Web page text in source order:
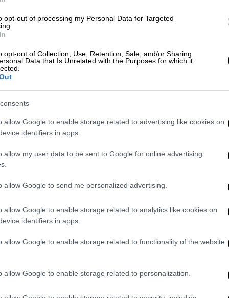
opt-out of processing my Personal Data for Targeted
opt-out of Collection, Use, Retention, Sale, and/or Sharing
Data that Is Unrelated with the Purposes for which it
allow Google to enable storage related to advertising like cookies on
identifiers in apps.
allow my user data to be sent to Google for online advertising
allow Google to send me personalized advertising.
allow Google to enable storage related to analytics like cookies on
identifiers in apps.
allow Google to enable storage related to functionality of the website
allow Google to enable storage related to personalization.
ενταθούν και ελλοχεύει ο κίνδυνος να
μπορεί να επηρεάσει τον «γαλάζιο»
μια επιτάχυνση των εκλογών.
το τελευταίο διάστημα αντιμέτωποι
εντείνεται (για τις
Μάλιστα τα σενάρια για νέες
αναζωπυρωθεί και μένει να φανεί ποιες θα
Μέσα σε αυτό το τοπίο δεν είναι λίγοι
ανοιχτός ορίζοντας το φθινόπωρο η
και να μην αφήσει χώρο στην
αρκετό χρόνο στα κυοφορούμενα
για πρόωρες κάλπες φαίνεται πως
πιο κοντά τις ανακοινώσεις για τα νέα
μηχανές θέλουν στη Νέα Δημοκρατία στο
του κλίματος είναι πως ο